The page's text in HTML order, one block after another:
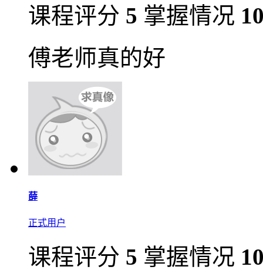
课程评分 5 掌握情况
傅老师真的好
薛
正式用户
课程评分 5 掌握情况